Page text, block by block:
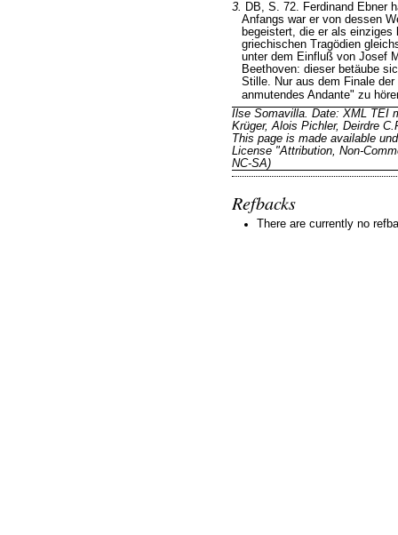
3. DB, S. 72. Ferdinand Ebner
Anfangs war er von dessen
begeistert, die er als
griechischen Tragödien
unter dem Einfluß von Josef
Beethoven: dieser betäube
Stille. Nur aus dem Finale
anmutendes Andante" zu
Ilse Somavilla. Date: XML TEI
Krüger, Alois Pichler, Deirdre
This page is made available
License "Attribution, Non-
NC-SA)
Refbacks
There are currently no